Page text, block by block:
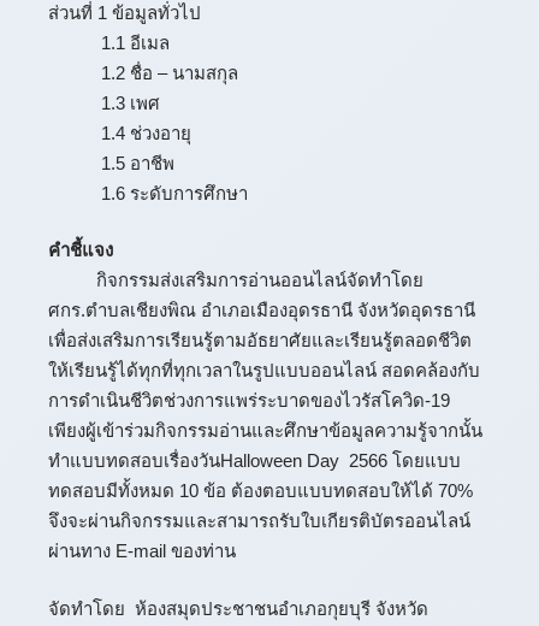
ส่วนที่ 1 ข้อมูลทั่วไป
1.1 อีเมล
1.2 ชื่อ – นามสกุล
1.3 เพศ
1.4 ช่วงอายุ
1.5 อาชีพ
1.6 ระดับการศึกษา
คำชี้แจง
กิจกรรมส่งเสริมการอ่านออนไลน์จัดทำโดย
ศกร.ตำบลเชียงพิณ อำเภอเมืองอุดรธานี จังหวัดอุดรธานี
เพื่อส่งเสริมการเรียนรู้ตามอัธยาศัยและเรียนรู้ตลอดชีวิต
ให้เรียนรู้ได้ทุกที่ทุกเวลาในรูปแบบออนไลน์ สอดคล้องกับ
การดำเนินชีวิตช่วงการแพร่ระบาดของไวรัสโควิด-19
เพียงผู้เข้าร่วมกิจกรรมอ่านและศึกษาข้อมูลความรู้จากนั้น
ทำแบบทดสอบเรื่องวันHalloween Day 2566 โดยแบบ
ทดสอบมีทั้งหมด 10 ข้อ ต้องตอบแบบทดสอบให้ได้ 70%
จึงจะผ่านกิจกรรมและสามารถรับใบเกียรติบัตรออนไลน์
ผ่านทาง E-mail ของท่าน
จัดทำโดย ห้องสมุดประชาชนอำเภอกุยบุรี จังหวัด